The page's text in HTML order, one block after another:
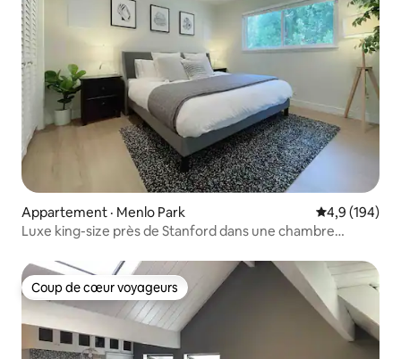
Appartement · Menlo Park Note
4,9 (194)
Luxe king-size près de Stanford dans une chambre
Coup de cœur voyageurs
Coup de cœur voyageurs